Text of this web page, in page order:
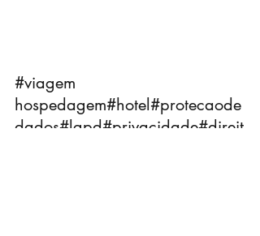
#viagem
hospedagem#hotel#protecaode
dados#lgpd#privacidade#direit